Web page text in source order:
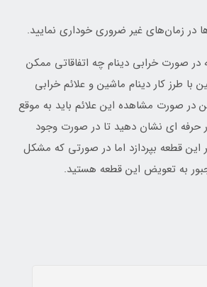
در زمان‌های غیر ضروری خوداری نمایید.
در صورت خرابی دینام چه اتفاقاتی ممکن
طرز کار دینام ماشین و علائم خرابی
در صورت مشاهده این علائم باید به موقع
حرفه ای نشان دهید تا در صورت وجود
این قطعه بپردازد اما در صورتی که مشکل
به تعویض این قطعه هستید.